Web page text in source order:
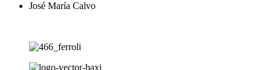
José María Calvo